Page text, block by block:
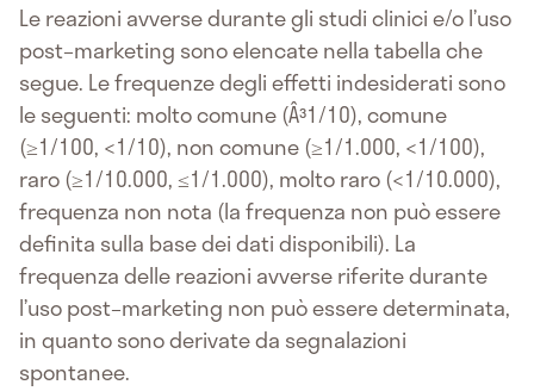
Le reazioni avverse durante gli studi clinici e/o l’uso
post–marketing sono elencate nella tabella che
segue. Le frequenze degli effetti indesiderati sono
le seguenti: molto comune (Â³1/10), comune
(≥1/100, <1/10), non comune (≥1/1.000, <1/100),
raro (≥1/10.000, ≤1/1.000), molto raro (<1/10.000),
frequenza non nota (la frequenza non può essere
definita sulla base dei dati disponibili). La
frequenza delle reazioni avverse riferite durante
l’uso post–marketing non può essere determinata,
in quanto sono derivate da segnalazioni
spontanee.